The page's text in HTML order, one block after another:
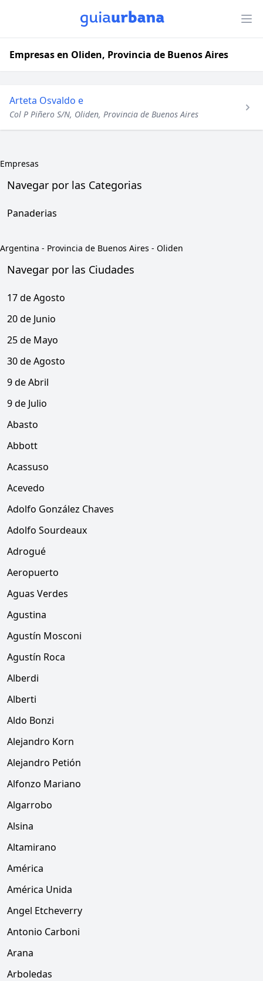
Empresas en Oliden, Provincia de Buenos Aires
Arteta Osvaldo e
Col P Piñero S/N, Oliden, Provincia de Buenos Aires
Empresas
Navegar por las Categorias
Panaderias
Argentina - Provincia de Buenos Aires - Oliden
Navegar por las Ciudades
17 de Agosto
20 de Junio
25 de Mayo
30 de Agosto
9 de Abril
9 de Julio
Abasto
Abbott
Acassuso
Acevedo
Adolfo González Chaves
Adolfo Sourdeaux
Adrogué
Aeropuerto
Aguas Verdes
Agustina
Agustín Mosconi
Agustín Roca
Alberdi
Alberti
Aldo Bonzi
Alejandro Korn
Alejandro Petión
Alfonzo Mariano
Algarrobo
Alsina
Altamirano
América
América Unida
Angel Etcheverry
Antonio Carboni
Arana
Arboledas